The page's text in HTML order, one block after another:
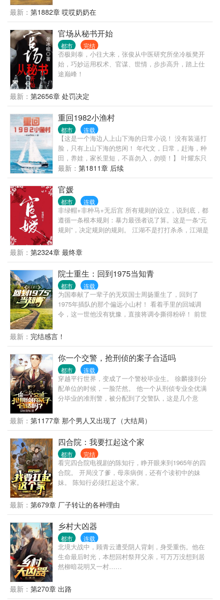
最新： 第1882章 哎哎奶奶在
官场从秘书开始
都市 完结
否极则泰，小往大来，张俊从中医研究所坐冷板凳开
始，巧妙运用权术、官谋、世情，步步高升，踏上仕
途巅峰！
最新： 第2656章 处罚决定
重回1982小渔村
都市 连载
【这是一个海边人上山下海的日常小说！ 没有装逼打
脸，只有上山下海的悠闲！ 年代文，日常，赶海，种
田，养娃，家长里短，不喜勿入，勿喷！】 叶耀东只
是睡不着觉，想着去甲板上吹吹风，尿个尿，没想到
掉海里回到了1982年。 还是那个熟悉的小渔村，只是
他已经不是年轻时候的他了。 混账了半辈子，这回他
想好好来过的，只是怎么一个个都不相信呢…… 上辈
子没出息，这辈子他也没什么大理想大志向，只想挽
回遗憾，跟老婆好好过日子，一家子平安喜乐就好。
【说明一下，改笔名了，原来是叫“一杯冰柠檬水”，现
在改为“米饭的米”】
最新： 第1811章 后续
官媛
都市 连载
非绿帽+非种马+无后宫 所有规则的设立，说到底，都
遵循一条根本规则：暴力最强者说了算。这是一条“元
规则”，决定规则的规则。 江湖不是打打杀杀，江湖是
人情，误入了一个无解的棋局。 他以为自己要在监狱
里呆一辈子，没想到在破局的过程中，自己从棋子变
成了对弈人。
最新： 第2324章 最终章
院士重生：回到1975当知青
都市 连载
为国奉献了一辈子的无双国士周扬重生了，回到了
1975年插队的那个偏远小山村！ 看着手里的回城调
令，这一世他没有犹豫，直接将调令撕得粉碎！ 前世
幼薇母女蒙难惨死。 重活一世，周扬只想老婆孩子热
的时代！
最新： 完结感言！
你一个交警，抢刑侦的案子合适吗
都市 连载
穿越平行世界，变成了一个警校毕业生。 徐麟接到分
配单位的时候，一脸茫然。 他一个从刑侦专业全优满
分毕业的准刑警，被分配到了交警队，这是几个意
刑侦的活儿的。 上班第一天，连抓7个惯偷，1个绑架
杀人犯。 第二天，抓捕一个B通。 第三天，挖出了隐
藏10年的惊天大案主犯。 第四天…… 交警大队队
长：“祖宗，咱是交警，你咋天天往刑侦那边送人？”
局长：“谁？谁让徐麟去交警队的，给老子站出来。彻
查，一撸到底！” 罪犯之中流传着一个传说，“哪里都
能去，江云市除外。去了，必被抓！”
最新： 第1177章 那个男人又出现了（大结局）
四合院：我要扛起这个家
都市 完结
看完四合院电视剧的陈知行，睁开眼来到1965年的四
合院。 开局没了爹，母亲病倒，还有个读初中的妹
妹。 陈知行必须扛起这个家。
最新： 第679章 厂子转让的各种理由
乡村大凶器
都市 连载
北境大战中，顾青云遭受阴人背刺，身受重伤。他在
生命最后时光，本想回村祭拜父亲，可万万没想到居
然柳暗花明又一村……
最新： 第270章 出路